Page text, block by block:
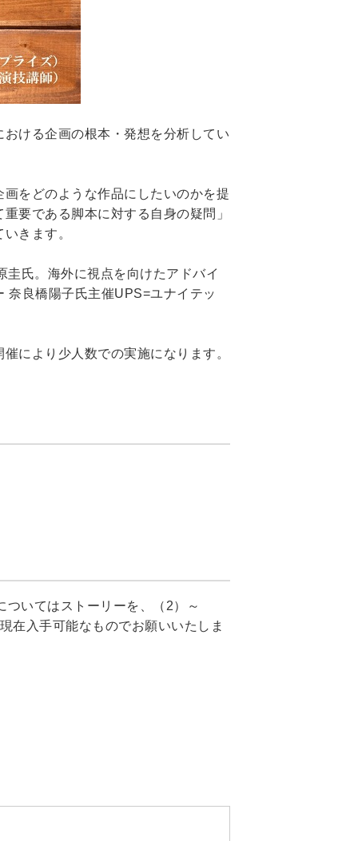
ける企画の根本・発想を分析してい
をどのような作品にしたいのかを提
要である脚本に対する自身の疑問」
きます。
氏。海外に視点を向けたアドバイ
奈良橋陽子氏主催UPS=ユナイテッ
により少人数での実施になります。
いてはストーリーを、（2）～
在入手可能なものでお願いいたしま